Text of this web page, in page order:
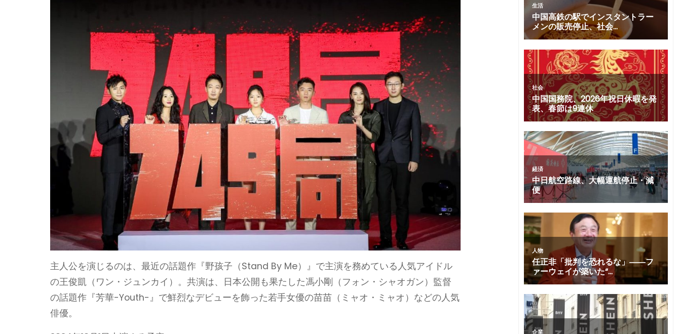
主人公を演じるのは、最近の話題作『野孩子（Stand By Me）』で主演を務めている人気アイドル
の王俊凱（ワン・ジュンカイ）。共演は、日本公開も果たした馮小剛（フォン・シャオガン）監督
の話題作『芳華-Youth-』で鮮烈なデビューを飾った若手女優の苗苗（ミャオ・ミャオ）などの人気
俳優。